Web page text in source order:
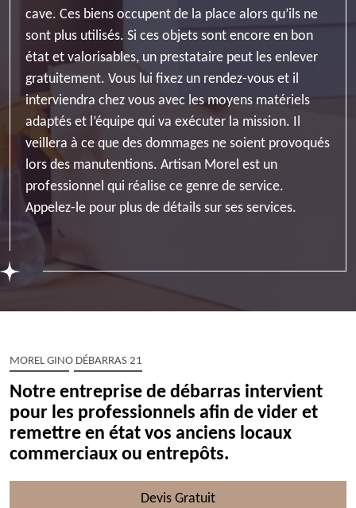
cave. Ces biens occupent de la place alors qu’ils ne
sont plus utilisés. Si ces objets sont encore en bon
état et valorisables, un prestataire peut les enlever
gratuitement. Vous lui fixez un rendez-vous et il
interviendra chez vous avec les moyens matériels
adaptés et l’équipe qui va exécuter la mission. Il
veillera à ce que des dommages ne soient provoqués
lors des manutentions. Artisan Morel est un
professionnel qui réalise ce genre de service.
Appelez-le pour plus de détails sur ses services.
MOREL GINO DÉBARRAS 21
Notre entreprise de débarras intervient
pour les professionnels afin de vider et
remettre en état vos anciens locaux
commerciaux ou entrepôts.
Devis Gratuit